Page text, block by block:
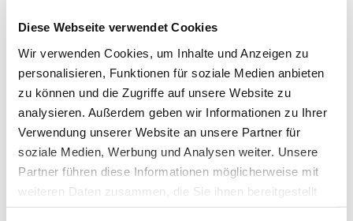
Diese Webseite verwendet Cookies
Wir verwenden Cookies, um Inhalte und Anzeigen zu
personalisieren, Funktionen für soziale Medien anbieten
zu können und die Zugriffe auf unsere Website zu
analysieren. Außerdem geben wir Informationen zu Ihrer
Verwendung unserer Website an unsere Partner für
soziale Medien, Werbung und Analysen weiter. Unsere
Partner führen diese Informationen möglicherweise mit
weiteren Daten zusammen, die Sie ihnen bereitgestellt
haben oder die sie im Rahmen Ihrer Nutzung der Dienste